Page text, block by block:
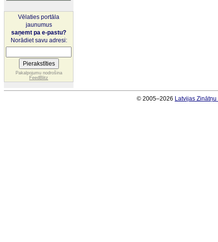
Vēlaties portāla
jaunumus
saņemt pa e-pastu?
Norādiet savu adresi:
Pakalpojumu nodrošina
FeedBlitz
© 2005–2026 Latvijas